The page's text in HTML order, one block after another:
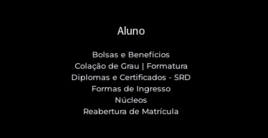
Aluno
Bolsas e Benefícios
Colação de Grau | Formatura
Diplomas e Certificados - SRD
Formas de Ingresso
Núcleos
Reabertura de Matrícula